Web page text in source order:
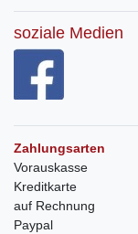
soziale Medien
Zahlungsarten
Vorauskasse
Kreditkarte
auf Rechnung
Paypal